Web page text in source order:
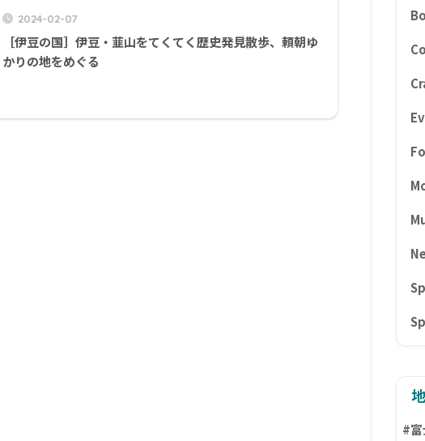
2024-02-07
［伊豆の国］伊豆・韮山をてくてく歴史発見散歩、頼朝ゆ
かりの地をめぐる
#富